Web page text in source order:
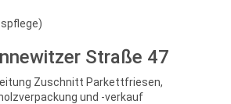
Straße 47
Zuschnitt Parkettfriesen,
und -verkauf